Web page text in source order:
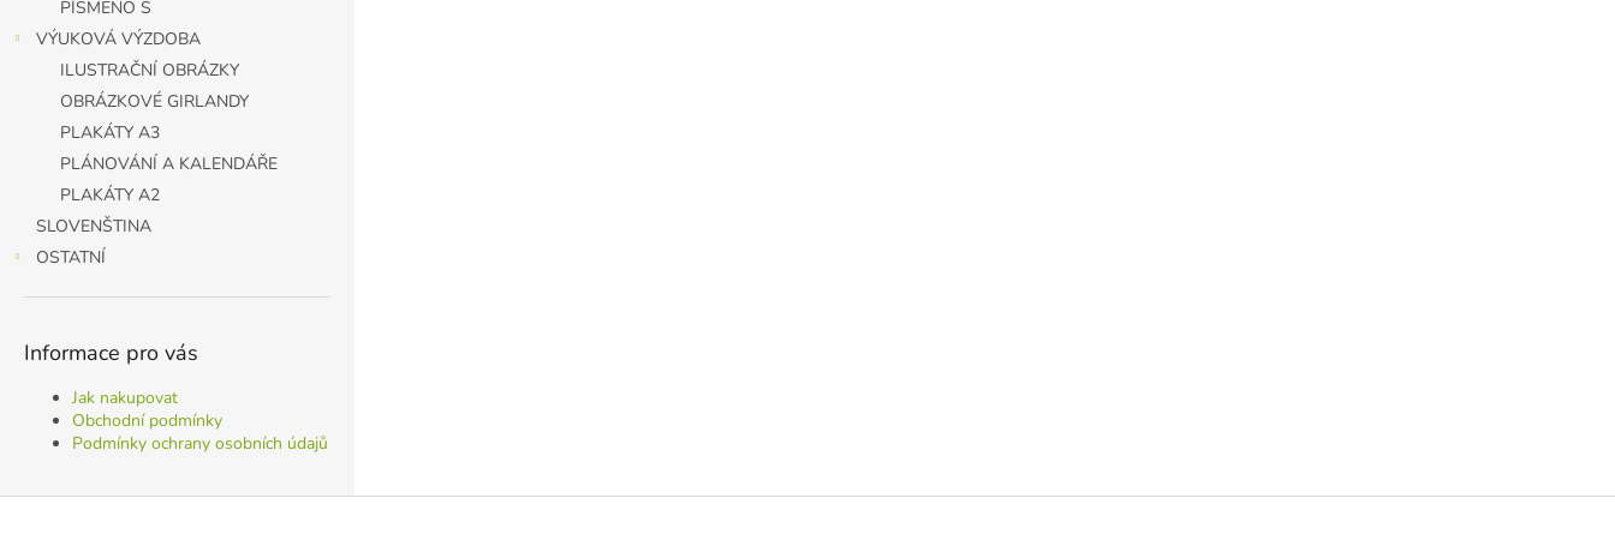
PÍSMENO S
VÝUKOVÁ VÝZDOBA
ILUSTRAČNÍ OBRÁZKY
OBRÁZKOVÉ GIRLANDY
PLAKÁTY A3
PLÁNOVÁNÍ A KALENDÁŘE
PLAKÁTY A2
SLOVENŠTINA
OSTATNÍ
Informace pro vás
Jak nakupovat
Obchodní podmínky
Podmínky ochrany osobních údajů
Z